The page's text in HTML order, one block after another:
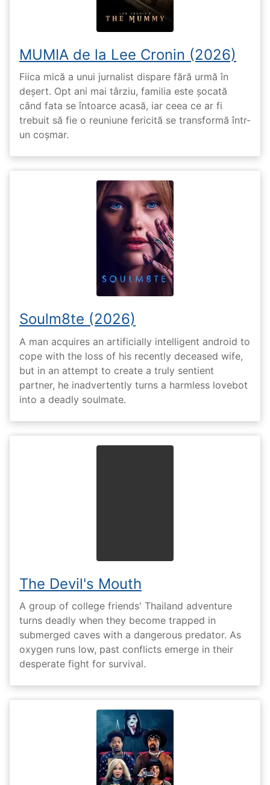
MUMIA de la Lee Cronin (2026)
Fiica mică a unui jurnalist dispare fără urmă în
deșert. Opt ani mai târziu, familia este șocată
când fata se întoarce acasă, iar ceea ce ar fi
trebuit să fie o reuniune fericită se transformă într-
un coșmar.
Soulm8te (2026)
A man acquires an artificially intelligent android to
cope with the loss of his recently deceased wife,
but in an attempt to create a truly sentient
partner, he inadvertently turns a harmless lovebot
into a deadly soulmate.
The Devil's Mouth
A group of college friends' Thailand adventure
turns deadly when they become trapped in
submerged caves with a dangerous predator. As
oxygen runs low, past conflicts emerge in their
desperate fight for survival.